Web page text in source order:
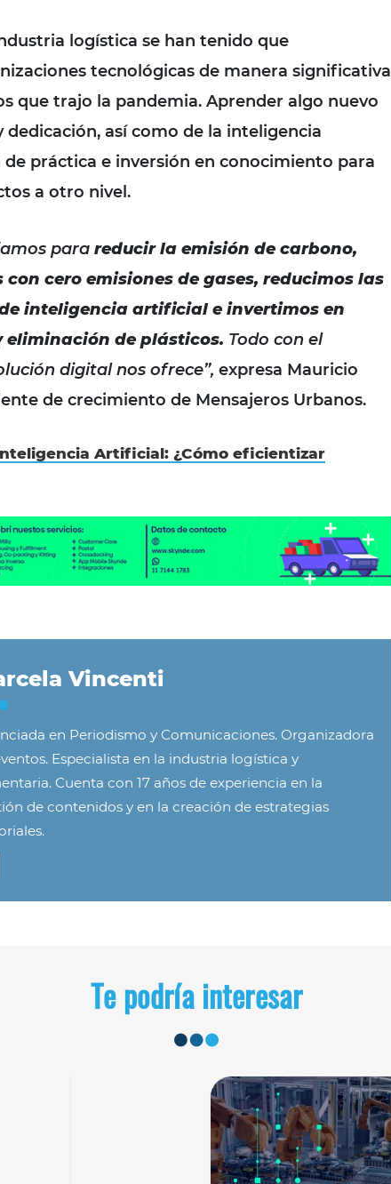
logística se han tenido que
tecnológicas de manera significativa
que trajo la pandemia. Aprender algo nuevo
así como de la inteligencia
práctica e inversión en conocimiento para
a otro nivel.
para reducir la emisión de carbono,
con cero emisiones de gases, reducimos las
inteligencia artificial e invertimos en
eliminación de plásticos. Todo con el
digital nos ofrece”, expresa Mauricio
de crecimiento de Mensajeros Urbanos.
Artificial: ¿Cómo eficientizar
Vincenti
en Periodismo y Comunicaciones. Organizadora
Especialista en la industria logística y
Cuenta con 17 años de experiencia en la
de contenidos y en la creación de estrategias
Te podría interesar